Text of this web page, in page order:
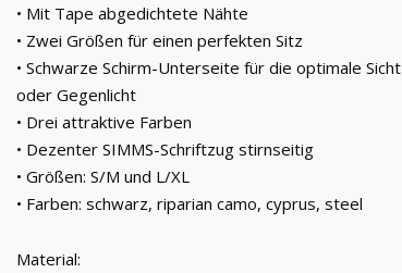
• Mit Tape abgedichtete Nähte
• Zwei Größen für einen perfekten Sitz
• Schwarze Schirm-Unterseite für die optimale
oder Gegenlicht
• Drei attraktive Farben
• Dezenter SIMMS-Schriftzug stirnseitig
• Größen: S/M und L/XL
• Farben: schwarz, riparian camo, cyprus, steel
Material: